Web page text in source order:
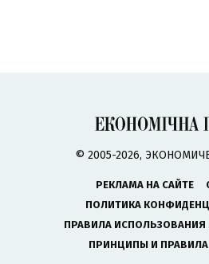
© 2005-2026,
РЕКЛАМА НА САЙТЕ
ПОЛИТИКА
ПРАВИЛА ИСПОЛЬЗОВАНИЯ
ПРИНЦИПЫ И